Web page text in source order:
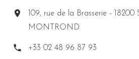
109, rue de la Brasserie -
MONTROND
+33 02 48 96 87 93